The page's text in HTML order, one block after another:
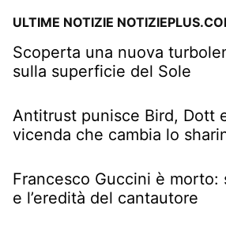
ULTIME NOTIZIE
Scoperta una nuova
sulla superficie del Sole
Antitrust punisce Bird, Dott
vicenda che cambia lo
Francesco Guccini è morto:
e l’eredità del cantautore